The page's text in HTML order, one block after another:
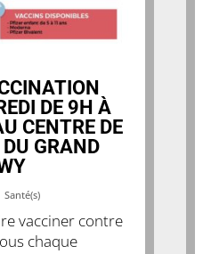
DE 9H À
CENTRE DE
GRAND
Santé(s)
vacciner contre
chaque